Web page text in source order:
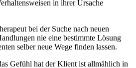
in ihrer Ursache
bei der Suche nach neuen
nie eine bestimmte Lösung
selber neue Wege finden lassen.
Gefühl hat der Klient ist allmählich in